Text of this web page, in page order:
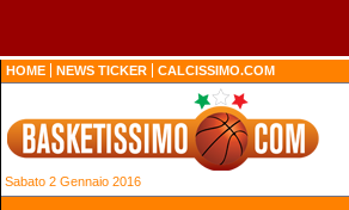
HOME NEWS TICKER CALCISSIMO.COM
Sabato 2 Gennaio 2016